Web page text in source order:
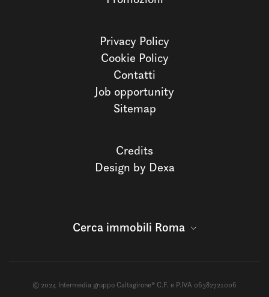
Privacy Policy
Cookie Policy
Contatti
Job opportunity
Sitemap
Credits
Design by Dexa
Cerca immobili Roma
© 2024 Intermedia gruppo Caltagirone® C.F. e P.IVA 06382721006